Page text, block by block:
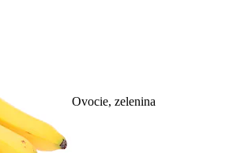
Ovocie, zelenina